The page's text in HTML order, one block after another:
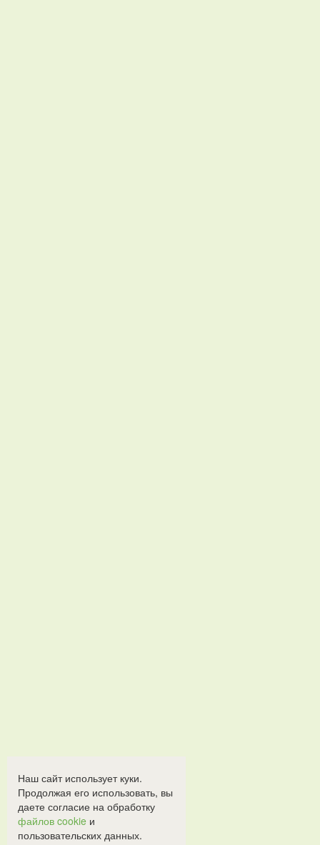
Наш сайт использует куки.
Продолжая его использовать, вы
даете согласие на обработку
файлов cookie и
пользовательских данных.